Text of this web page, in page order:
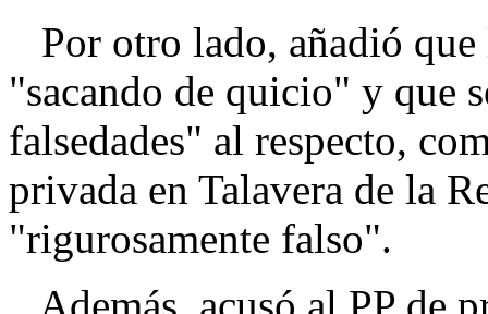
Por otro lado, añadió que
"sacando de quicio" y que
falsedades" al respecto,
privada en Talavera de la
"rigurosamente falso".
Además, acusó al PP de